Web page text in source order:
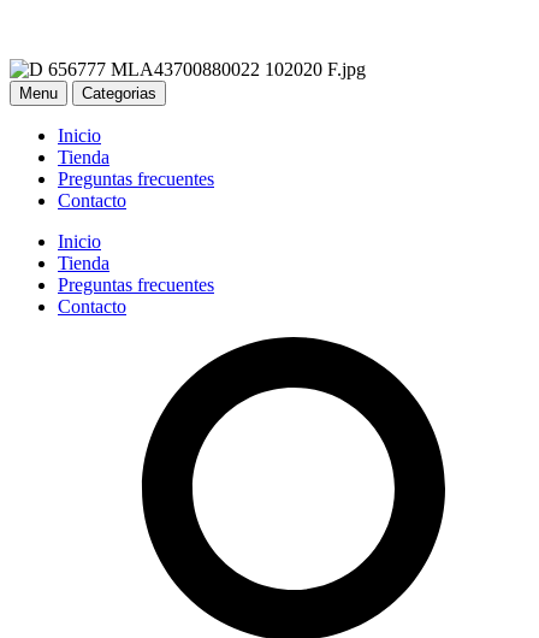
Menu Categorias
Inicio
Tienda
Preguntas frecuentes
Contacto
Inicio
Tienda
Preguntas frecuentes
Contacto